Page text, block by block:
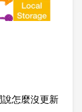
怎麼沒更新